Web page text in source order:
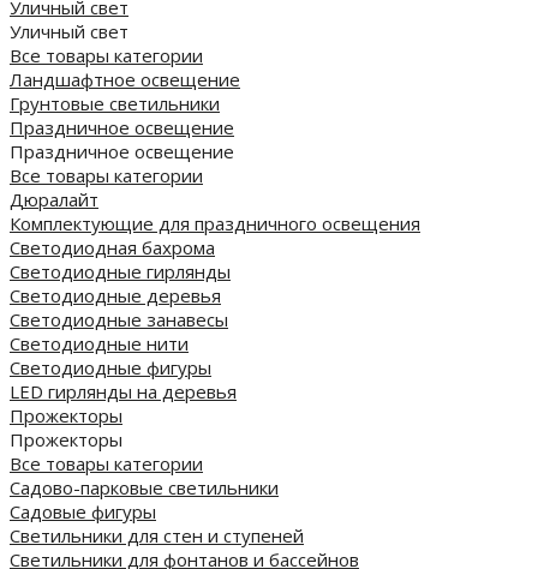
Уличный свет
Уличный свет
Все товары категории
Ландшафтное освещение
Грунтовые светильники
Праздничное освещение
Праздничное освещение
Все товары категории
Дюралайт
Комплектующие для праздничного освещения
Светодиодная бахрома
Светодиодные гирлянды
Светодиодные деревья
Светодиодные занавесы
Светодиодные нити
Светодиодные фигуры
LED гирлянды на деревья
Прожекторы
Прожекторы
Все товары категории
Садово-парковые светильники
Садовые фигуры
Светильники для стен и ступеней
Светильники для фонтанов и бассейнов